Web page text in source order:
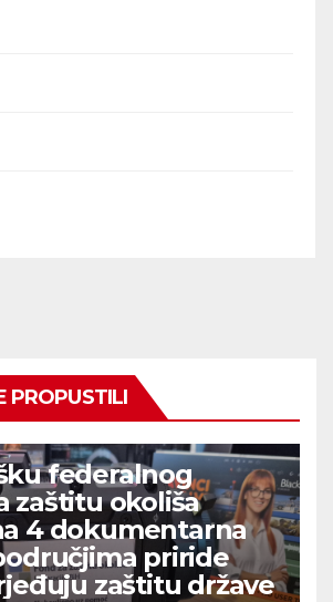
PROPUSTILI
federalnog
zaštitu okoliša
4 dokumentarna
priride
zaštitu države